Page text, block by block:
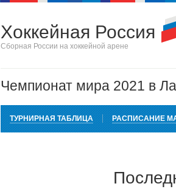
Хоккейная Россия
Сборная России на хоккейной арене
Чемпионат мира 2021 в
ТУРНИРНАЯ ТАБЛИЦА РАСПИСАНИЕ